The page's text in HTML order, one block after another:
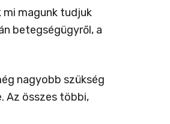
magunk tudjuk
betegségügyről, a
nagyobb szükség
Az összes többi,